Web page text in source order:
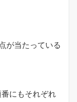
が当たっている
にもそれぞれ